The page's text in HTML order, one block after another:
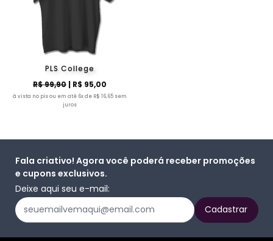
PLS College
R$ 99,90| R$ 95,00
à vista no pix ou em até 6x de R$ 16,65 sem
juros
Fala criativo! Agora você poderá receber promoções
e cupons exclusivos.
Deixe aqui seu e-mail: